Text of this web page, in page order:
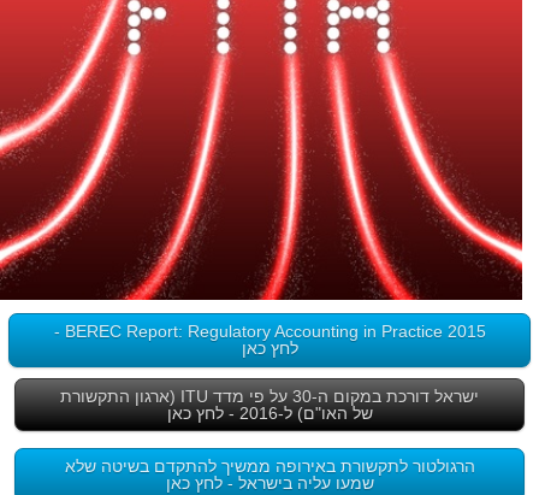
BEREC Report: Regulatory Accounting in Practice 2015 -
לחץ כאן
ישראל דורכת במקום ה-30 על פי מדד ITU (ארגון התקשורת
של האו"ם) ל-2016 - לחץ כאן
הרגולטור לתקשורת באירופה ממשיך להתקדם בשיטה שלא
שמעו עליה בישראל - לחץ כאן